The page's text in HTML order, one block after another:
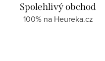
Spolehlivý obchod
100% na Heureka.cz